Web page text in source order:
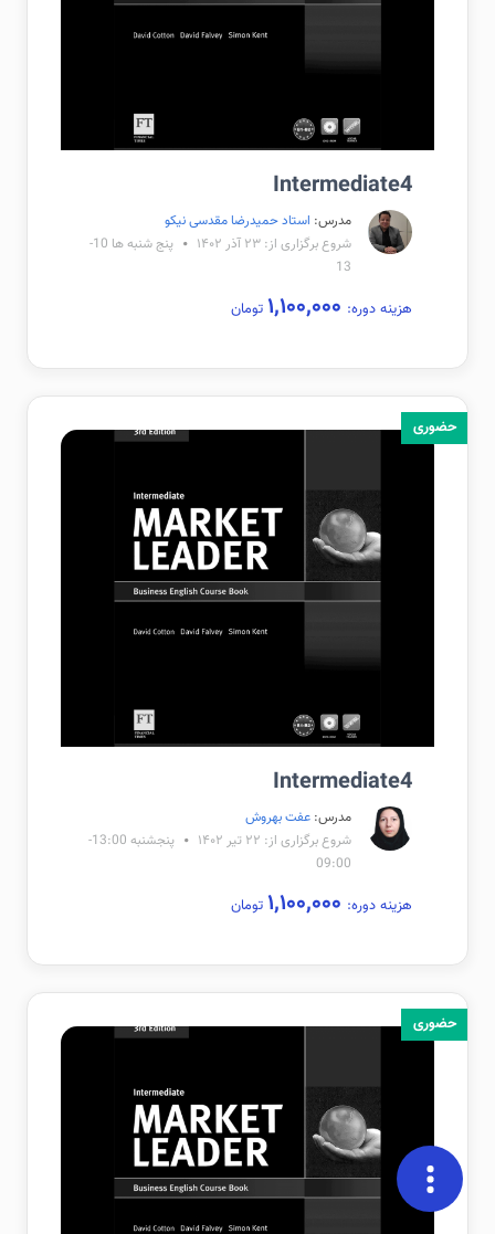
Intermediate4
مدرس: استاد حمیدرضا مقدسی نیکو
شروع برگزاری از: ۲۳ آذر ۱۴۰۲
پنج شنبه ها 10-
13
هزینه دوره: تومان
حضوری
Intermediate4
مدرس: عفت بهروش
شروع برگزاری از: ۲۲ تیر ۱۴۰۲
پنجشنبه 13:00-
09:00
هزینه دوره: تومان
حضوری